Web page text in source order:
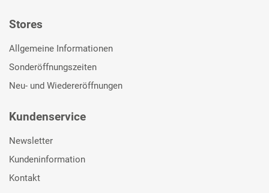
Stores
Allgemeine Informationen
Sonderöffnungszeiten
Neu- und Wiedereröffnungen
Kundenservice
Newsletter
Kundeninformation
Kontakt